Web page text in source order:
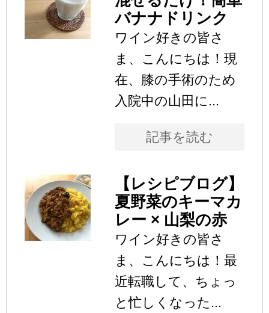
バナナドリンク
ワイン好きの皆さ
ま、こんにちは！現
在、膝の手術のため
入院中の山田に...
記事を読む
【レシピブログ】
夏野菜のキーマカ
レー × 山梨の赤
ワイン好きの皆さ
ま、こんにちは！最
近転職して、ちょっ
と忙しくなった...